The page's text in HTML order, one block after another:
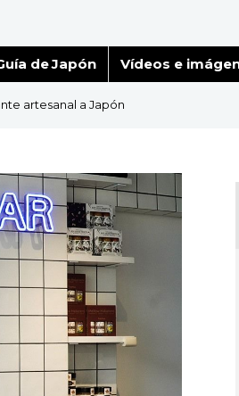
de Japón Vídeos e
artesanal a Japón